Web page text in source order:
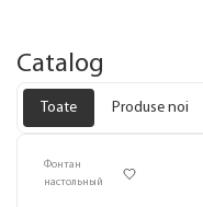
Catalog
Toate Produse noi
Фонтан
настольный